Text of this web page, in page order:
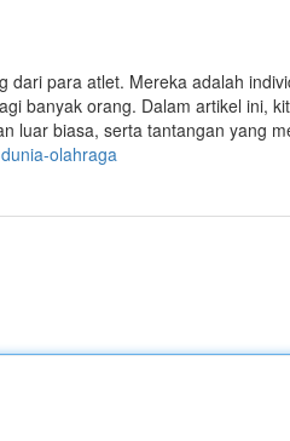
dari para atlet. Mereka adalah
banyak orang. Dalam artikel ini,
luar biasa, serta tantangan yang
olahraga